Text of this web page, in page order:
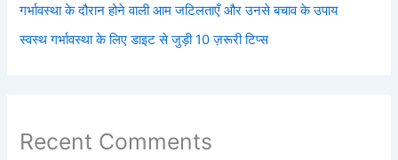
गर्भावस्था के दौरान होने वाली आम जटिलताएँ और उनसे बचाव के उपाय
स्वस्थ गर्भावस्था के लिए डाइट से जुड़ी 10 ज़रूरी टिप्स
Recent Comments